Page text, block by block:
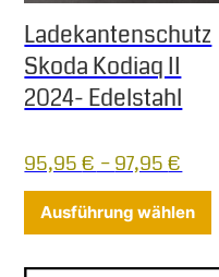
Ladekantenschutz
Skoda Kodiaq II
2024- Edelstahl
95,95€ –97,95€
Ausführung wählen